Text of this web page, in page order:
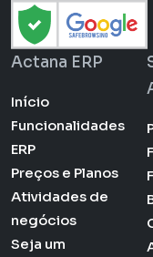
Actana ERP
Início
Funcionalidades
ERP
Preços e Planos
Atividades de
negócios
Seja um